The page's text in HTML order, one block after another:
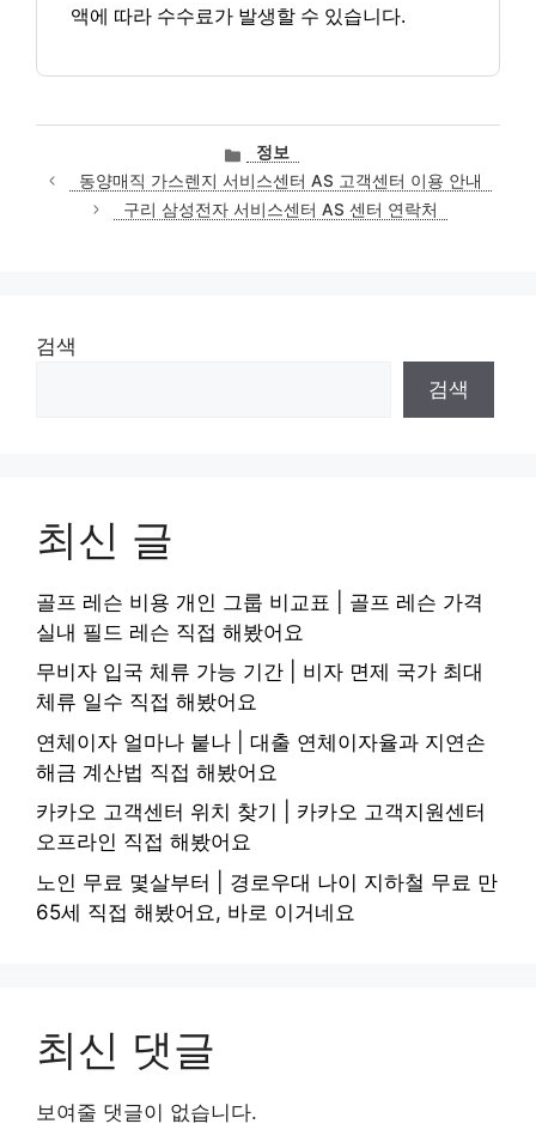
액에 따라 수수료가 발생할 수 있습니다.
카
테
고
리
정보
동양매직 가스렌지 서비스센터 AS 고객센터 이용 안내
구리 삼성전자 서비스센터 AS 센터 연락처
검색
검색
최신 글
골프 레슨 비용 개인 그룹 비교표 | 골프 레슨 가격
실내 필드 레슨 직접 해봤어요
무비자 입국 체류 가능 기간 | 비자 면제 국가 최대
체류 일수 직접 해봤어요
연체이자 얼마나 붙나 | 대출 연체이자율과 지연손
해금 계산법 직접 해봤어요
카카오 고객센터 위치 찾기 | 카카오 고객지원센터
오프라인 직접 해봤어요
노인 무료 몇살부터 | 경로우대 나이 지하철 무료 만
65세 직접 해봤어요, 바로 이거네요
최신 댓글
보여줄 댓글이 없습니다.